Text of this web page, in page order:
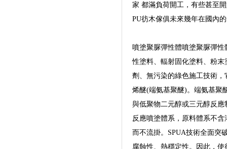
家 都滿負荷開工，有些甚至
PU彷木傢俱未來幾年在國內
噴塗聚脲彈性體噴塗聚脲彈性
性塗料、輻射固化塗料、粉
劑、無污染的綠色施工技術
烯醚(端氨基聚醚)。端氨基聚
與低聚物二元醇或三元醇反
反應噴塗體系，原料體系不
而不流掛。SPUA技術全面突
腐蝕性、熱穩定性。因此，